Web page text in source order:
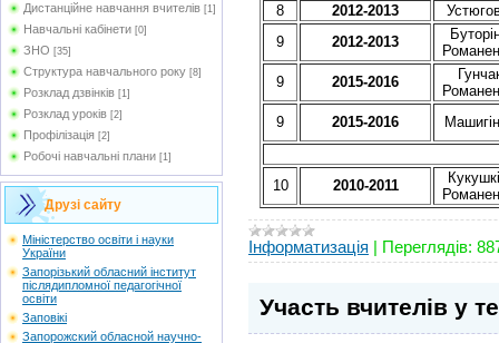
Дистанційне навчання вчителів [1]
Навчальні кабінети [0]
ЗНО [35]
Структура навчального року [8]
Розклад дзвінків [1]
Розклад уроків [2]
Профілізація [2]
Робочі навчальні плани [1]
Друзі сайту
Мiністерство освіти і науки
України
Запорізький обласний інститут
післядипломної педагогічної
освіти
Заповікі
Запорожский обласной научно-
8
2012-2013
9
2012-2013
9
2015-2016
9
2015-2016
10 2010-2011
Інформатизація Переглядів:
Участь вчителів у